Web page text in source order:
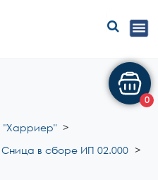
"Харриер"
Сница в сборе ИП 02.000
0